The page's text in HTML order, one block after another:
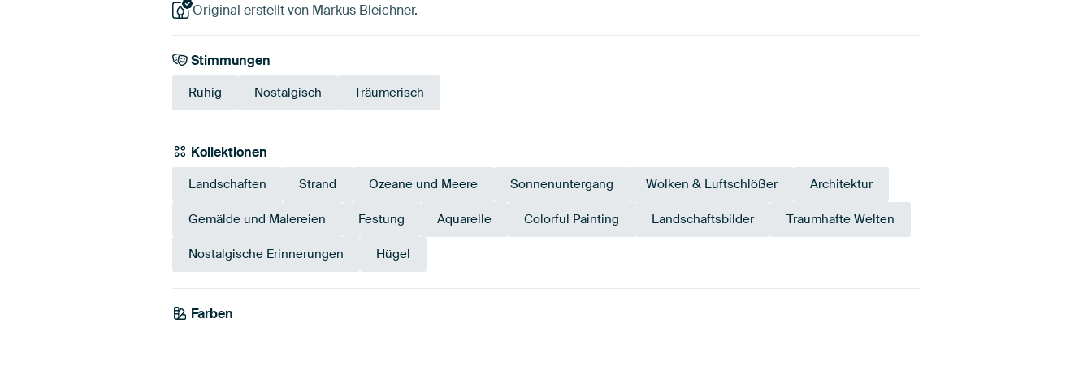
Original erstellt von Markus Bleichner.
Stimmungen
Ruhig Nostalgisch Träumerisch
Kollektionen
Landschaften Strand Ozeane und Meere Sonnenuntergang Wolken & Luftschlößer Architektur
Gemälde und Malereien Festung Aquarelle Colorful Painting Landschaftsbilder Traumhafte Welten
Nostalgische Erinnerungen Hügel
Farben
Blau